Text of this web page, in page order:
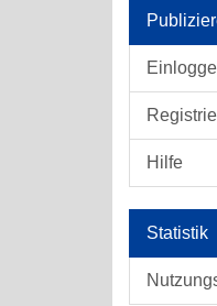
Hilfe
Statistik